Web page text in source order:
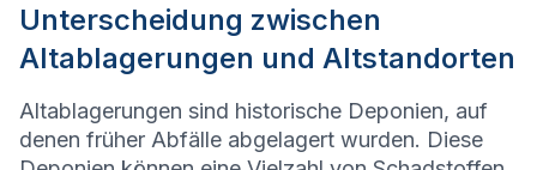
Unterscheidung zwischen
Altablagerungen und Altstandorten
Altablagerungen sind historische Deponien, auf
denen früher Abfälle abgelagert wurden. Diese